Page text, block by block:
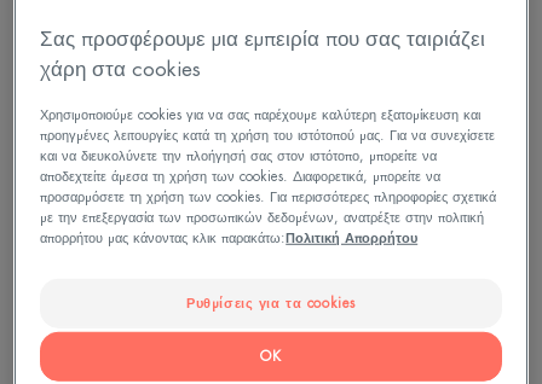
επικοινωνία μεταξύ μας. Ανακαλύψτε
περισσότερα:Πολιτική απορρήτου.
Σας προσφέρουμε μια εμπειρία που σας ταιριάζει
χάρη στα cookies
Χρησιμοποιούμε cookies για να σας παρέχουμε καλύτερη εξατομίκευση και
προηγμένες λειτουργίες κατά τη χρήση του ιστότοπού μας. Για να συνεχίσετε
και να διευκολύνετε την πλοήγησή σας στον ιστότοπο, μπορείτε να
αποδεχτείτε άμεσα τη χρήση των cookies. Διαφορετικά, μπορείτε να
προσαρμόσετε τη χρήση των cookies. Για περισσότερες πληροφορίες σχετικά
με την επεξεργασία των προσωπικών δεδομένων, ανατρέξτε στην πολιτική
απορρήτου μας κάνοντας κλικ παρακάτω: Πολιτική Απορρήτου
Ρυθμίσεις για τα cookies
OK